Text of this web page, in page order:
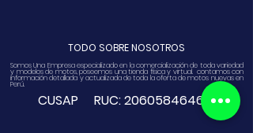
TODO SOBRE NOSOTROS
Somos Una Empresa especializado en la comercialización de toda variedad
y modelos de motos, poseemos una tienda física y virtual. contamos con
información detallada y actualizada de toda la oferta de motos nuevas en
Perú.
CUSAP RUC:20605846468